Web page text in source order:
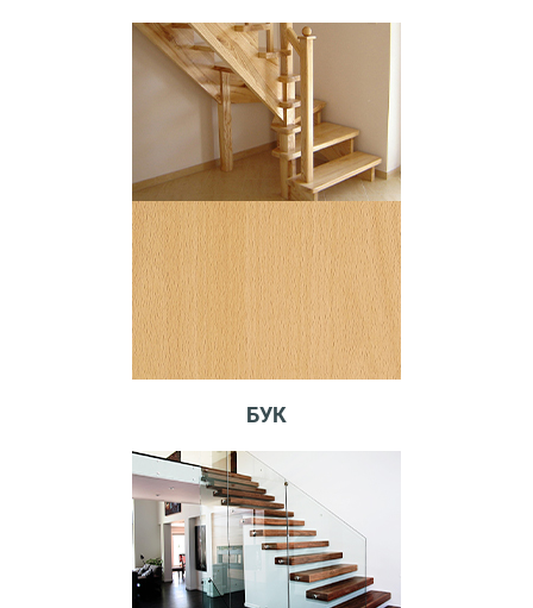
БУК